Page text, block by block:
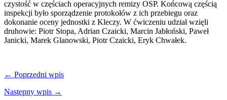
czystość w częściach operacyjnych remizy OSP. Końcową częścią
inspekcji było sporządzenie protokołów z ich przebiegu oraz
dokonanie oceny jednostki z Kleczy. W ćwiczeniu udział wzięli
druhowie: Piotr Stopa, Adrian Czaicki, Marcin Jabłoński, Paweł
Janicki, Marek Glanowski, Piotr Czaicki, Eryk Chwałek.
← Poprzedni wpis
Następny wpis →